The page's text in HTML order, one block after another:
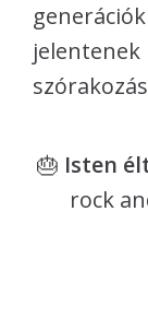
jelentenek
🎂 Isten
rock